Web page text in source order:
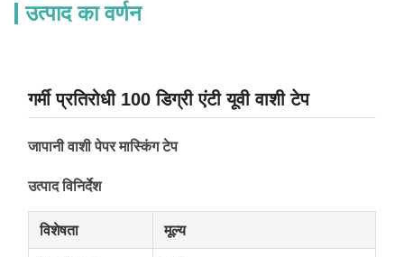
उत्पाद का वर्णन
गर्मी प्रतिरोधी 100 डिग्री एंटी यूवी वाशी टेप
जापानी वाशी पेपर मास्किंग टेप
उत्पाद विनिर्देश
विशेषता मूल्य